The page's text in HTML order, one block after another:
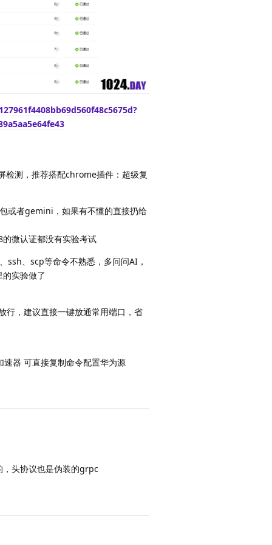
检测，推荐搭配chrome插件：超级复
或者gemini，如果有不懂的直接扔给
微认证都没有实验考试
、scp等命令不熟悉，多问问AI，
实验做了
行，建议直接一键放通常用端口，省
器 可直接复制命令配置华为源
头协议也是伪装的grpc